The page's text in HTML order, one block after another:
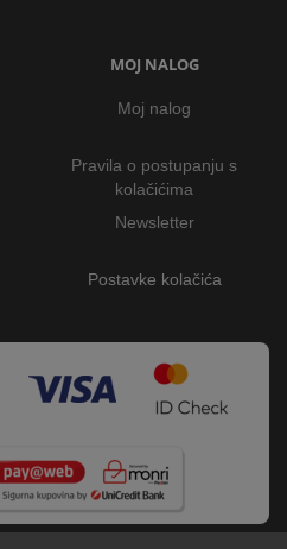
MOJ NALOG
Moj nalog
Pravila o postupanju s
kolačićima
Newsletter
Postavke kolačića